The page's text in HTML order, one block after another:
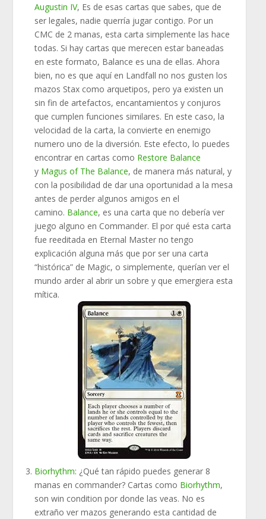
Augustin IV, Es de esas cartas que sabes, que de
ser legales, nadie querría jugar contigo. Por un
CMC de 2 manas, esta carta simplemente las hace
todas. Si hay cartas que merecen estar baneadas
en este formato, Balance es una de ellas. Ahora
bien, no es que aquí en Landfall no nos gusten los
mazos Stax como arquetipos, pero ya existen un
sin fin de artefactos, encantamientos y conjuros
que cumplen funciones similares. En este caso, la
velocidad de la carta, la convierte en enemigo
numero uno de la diversión. Este efecto, lo puedes
encontrar en cartas como Restore Balance
y Magus of The Balance, de manera más natural, y
con la posibilidad de dar una oportunidad a la mesa
antes de perder algunos amigos en el
camino. Balance, es una carta que no debería ver
juego alguno en Commander. El por qué esta carta
fue reeditada en Eternal Master no tengo
explicación alguna más que por ser una carta
“histórica” de Magic, o simplemente, querían ver el
mundo arder al abrir un sobre y que emergiera esta
mítica.
Biorhythm: ¿Qué tan rápido puedes generar 8
manas en commander? Cartas como Biorhythm,
son win condition por donde las veas. No es
extraño ver mazos generando esta cantidad de